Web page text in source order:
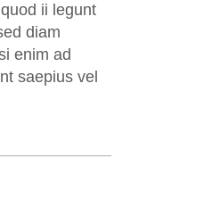
ii legunt
diam
enim ad
saepius vel